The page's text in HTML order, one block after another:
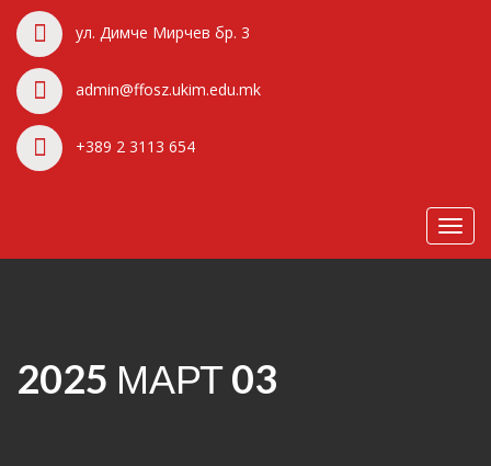
ул. Димче Мирчев бр. 3
admin@ffosz.ukim.edu.mk
+389 2 3113 654
2025 МАРТ 03